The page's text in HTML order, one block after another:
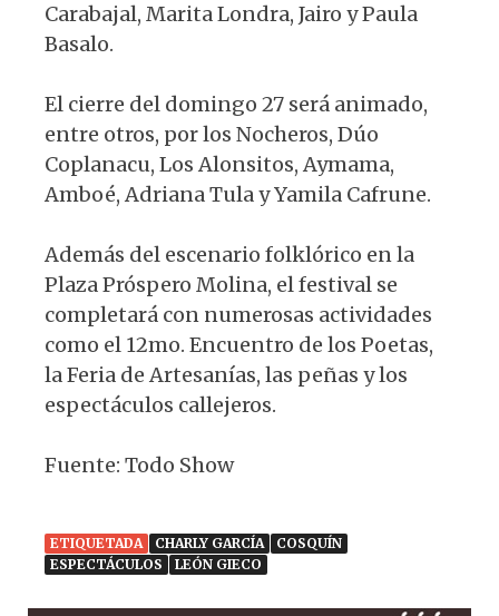
Carabajal, Marita Londra, Jairo y Paula
Basalo.
El cierre del domingo 27 será animado,
entre otros, por los Nocheros, Dúo
Coplanacu, Los Alonsitos, Aymama,
Amboé, Adriana Tula y Yamila Cafrune.
Además del escenario folklórico en la
Plaza Próspero Molina, el festival se
completará con numerosas actividades
como el 12mo. Encuentro de los Poetas,
la Feria de Artesanías, las peñas y los
espectáculos callejeros.
Fuente: Todo Show
ETIQUETADA CHARLY GARCÍA
COSQUÍN
ESPECTÁCULOS
LEÓN GIECO